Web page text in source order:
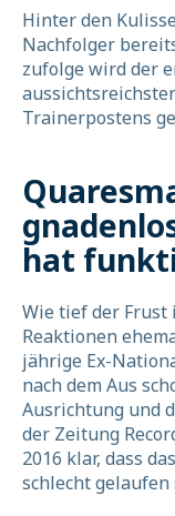
Hinter den
Nachfolger
zufolge wird der
Trainerpostens
hat
Wie tief der Frust
Reaktionen
jährige Ex-
nach dem Aus
Ausrichtung und
der Zeitung
2016 klar, dass
schlecht gelaufen